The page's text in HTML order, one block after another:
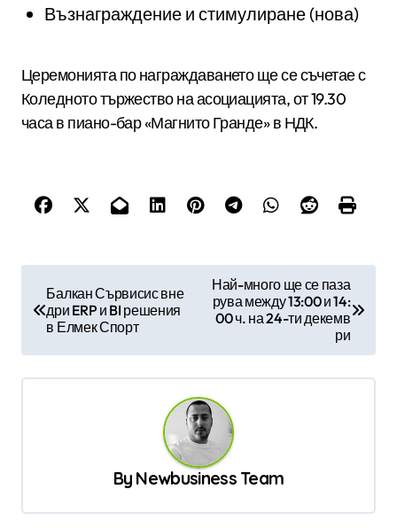
Възнаграждение и стимулиране (нова)
Церемонията по награждаването ще се съчетае с
Коледното тържество на асоциацията, от 19.30
часа в пиано-бар «Магнито Гранде» в НДК.
я
Балкан Сървисис вне
дри ERP и BI решения
в Елмек Спорт
Най-много ще се паза
рува между 13:00 и 14:
00 ч. на 24-ти декемв
ри
By Newbusiness Team